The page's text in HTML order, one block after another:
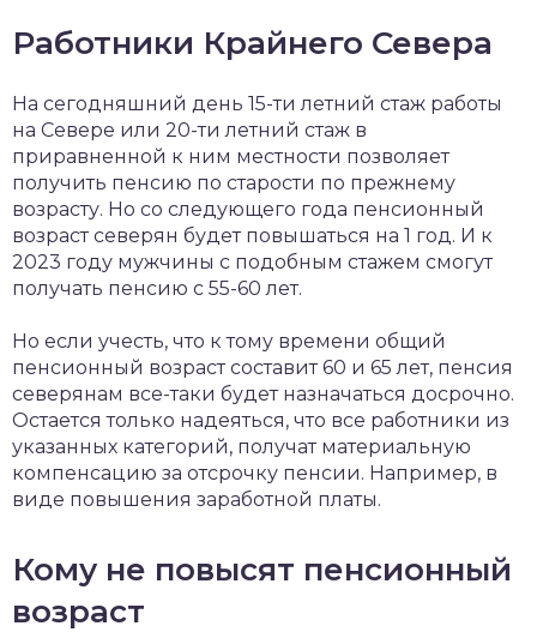
Работники Крайнего Севера
На сегодняшний день 15-ти летний стаж работы
на Севере или 20-ти летний стаж в
приравненной к ним местности позволяет
получить пенсию по старости по прежнему
возрасту. Но со следующего года пенсионный
возраст северян будет повышаться на 1 год. И к
2023 году мужчины с подобным стажем смогут
получать пенсию с 55-60 лет.
Но если учесть, что к тому времени общий
пенсионный возраст составит 60 и 65 лет, пенсия
северянам все-таки будет назначаться досрочно.
Остается только надеяться, что все работники из
указанных категорий, получат материальную
компенсацию за отсрочку пенсии. Например, в
виде повышения заработной платы.
Кому не повысят пенсионный
возраст